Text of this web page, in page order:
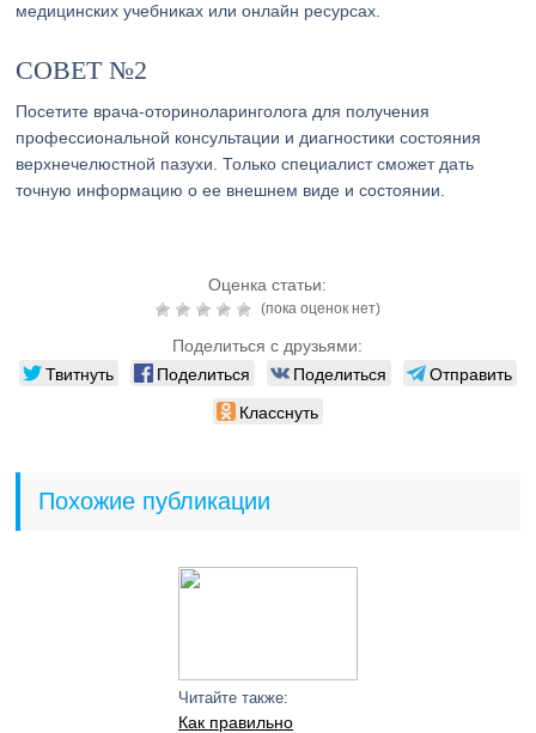
медицинских учебниках или онлайн ресурсах.
СОВЕТ №2
Посетите врача-оториноларинголога для получения
профессиональной консультации и диагностики состояния
верхнечелюстной пазухи. Только специалист сможет дать
точную информацию о ее внешнем виде и состоянии.
Оценка статьи:
(пока оценок нет)
Поделиться с друзьями:
Твитнуть Поделиться Поделиться
Отправить
Класснуть
Похожие публикации
Читайте также:
Как правильно